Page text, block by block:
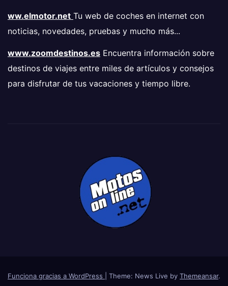
ww.elmotor.net Tu web de coches en internet con
noticias, novedades, pruebas y mucho más...
www.zoomdestinos.es Encuentra información sobre
destinos de viajes entre miles de artículos y consejos
para disfrutar de tus vacaciones y tiempo libre.
Funciona gracias a WordPress Theme: News Live by Themeansar.